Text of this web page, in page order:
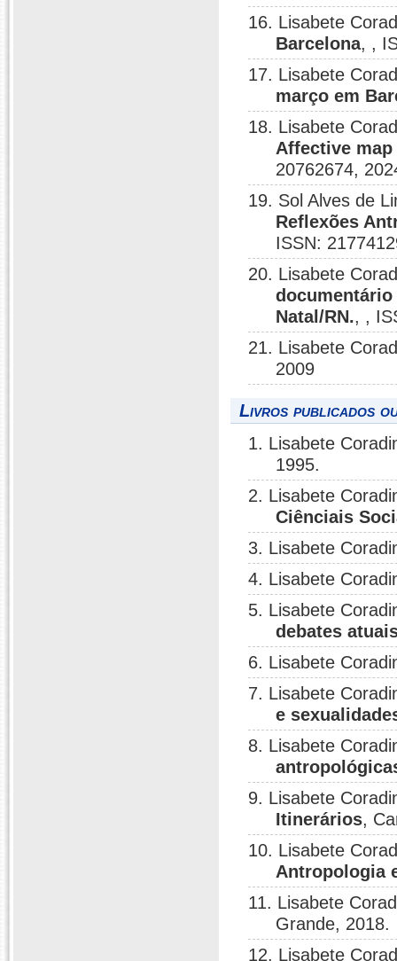
16. Lisabete
Barcelona, ,
17. Lisabete
março em
18. Lisabete
Affective
20762674,
19. Sol Alves de
Reflexões
ISSN:
20. Lisabete
documentário
Natal/RN., ,
21. Lisabete
2009
Livros publicados
1. Lisabete
1995.
2. Lisabete
Ciênciais
3. Lisabete
4. Lisabete
5. Lisabete
debates
6. Lisabete
7. Lisabete
e
8. Lisabete
9. Lisabete
Itinerários,
10. Lisabete
Antropologia
11. Lisabete
Grande, 2018.
12. Lisabete